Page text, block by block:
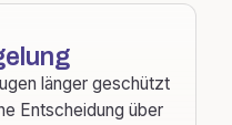
länger geschützt
Entscheidung über